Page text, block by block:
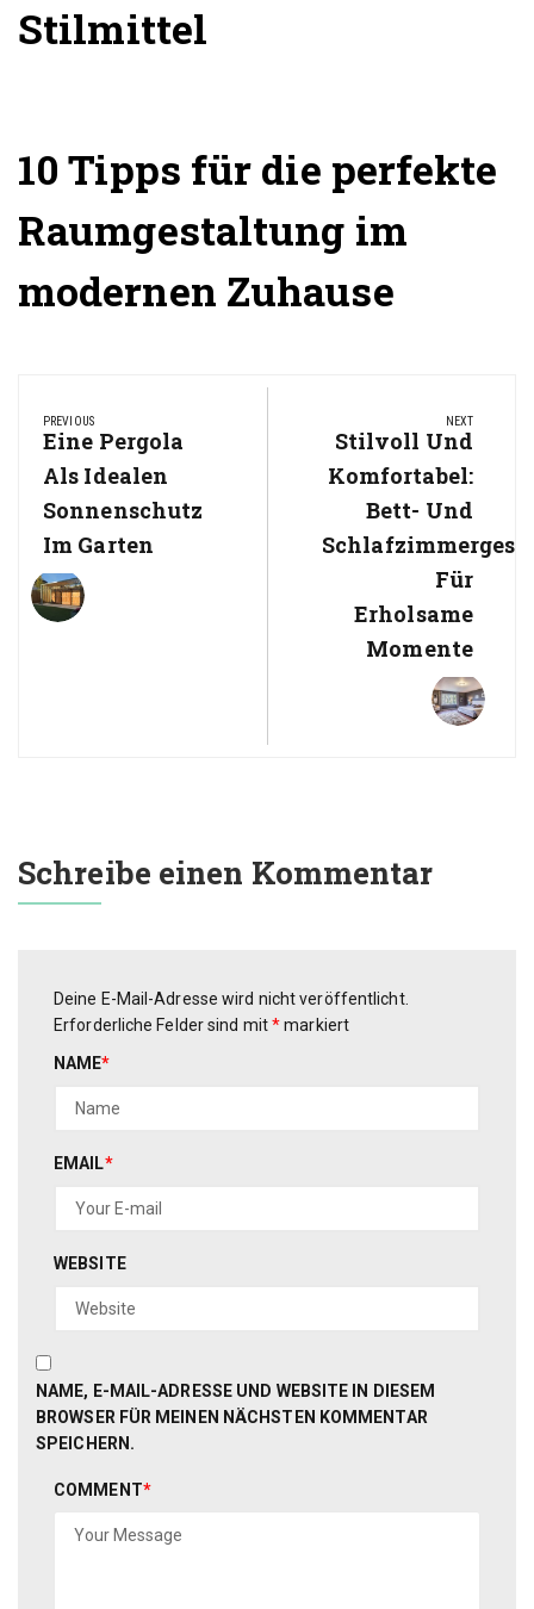
Stilmittel
10 Tipps für die perfekte
Raumgestaltung im
modernen Zuhause
Beitragsnavigation
PREVIOUS
Previous
Post:
Eine Pergola
Als Idealen
Sonnenschutz
Im Garten
NEXT
Next
Post:
Stilvoll Und
Komfortabel:
Bett- Und
Für
Erholsame
Momente
Schreibe einen Kommentar
Deine E-Mail-Adresse wird nicht veröffentlicht.
Erforderliche Felder sind mit*markiert
NAME*
EMAIL*
WEBSITE
NAME, E-MAIL-ADRESSE UND WEBSITE IN DIESEM
BROWSER FÜR MEINEN NÄCHSTEN KOMMENTAR
SPEICHERN.
COMMENT*